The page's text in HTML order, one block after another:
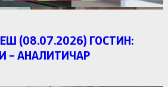
(08.07.2026) ГОСТИН:
АНАЛИТИЧАР